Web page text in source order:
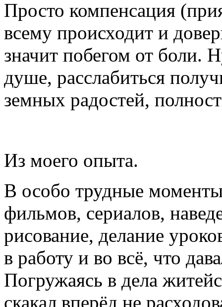
Просто компенсация
всему происходит и
значит побегом от боли.
душе, расслабиться
земных радостей,
Из моего опыта.
В особо трудные
фильмов, сериалов,
рисование, делание
в работу и во всё, что
Погружаясь в дела
скакал вперёд не